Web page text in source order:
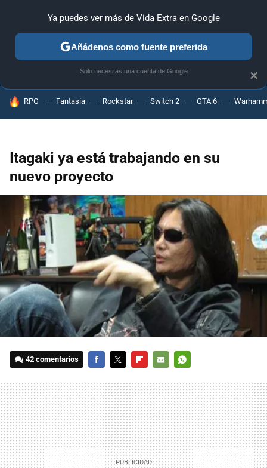
ANÁLISIS GUÍAS Y TRUCOS PC SONY NINTENDO
HOY SE HABLA DE
RPG Fantasía Rockstar Switch 2 GTA 6
Itagaki ya está trabajando en su
nuevo proyecto
42 comentarios
MAIL
×
Ya puedes ver más de Vida Extra en Google
Añádenos como fuente preferida
Solo necesitas una cuenta de Google